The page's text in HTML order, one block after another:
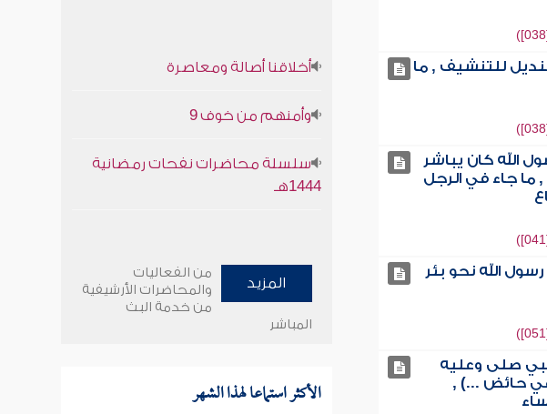
للتنشيف , ما
الله كان يباشر
ما جاء في الرجل
الله نحو بئر
صلى وعليه
حائض ...) ,
أخلاقنا أصالة ومعاصرة
وأمنهم من خوف 9
سلسلة محاضرات نفحات رمضانية
1444هـ
المزيد
من الفعاليات
والمحاضرات الأرشيفية
من خدمة البث
المباشر
الأكثر استماعا لهذا الشهر